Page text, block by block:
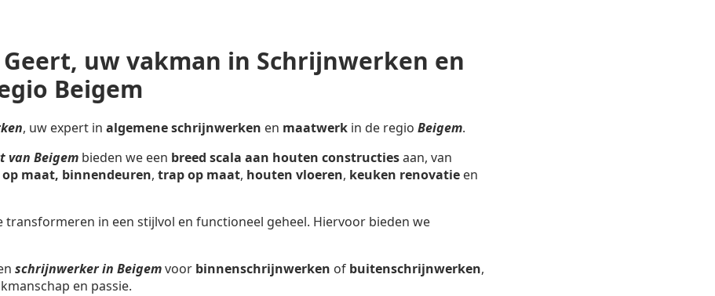
uw vakman in Schrijnwerken en
Beigem
, uw expert in algemene schrijnwerken en maatwerkin de regio Beigem.
van Beigembieden we een breed scala aan houten constructiesaan, van
maat, binnendeuren, trap op maat, houten vloeren, keuken renovatieen
transformeren in een stijlvol en functioneel geheel. Hiervoor bieden we
schrijnwerker in Beigemvoor binnenschrijnwerken of buitenschrijnwerken,
en passie.